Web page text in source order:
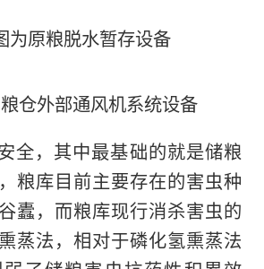
为原粮脱水暂存设备
仓外部通风机系统设备
全，其中最基础的就是储粮
粮库目前主要存在的害虫种
蠹，而粮库现行消杀害虫的
蒸法，相对于磷化氢熏蒸法